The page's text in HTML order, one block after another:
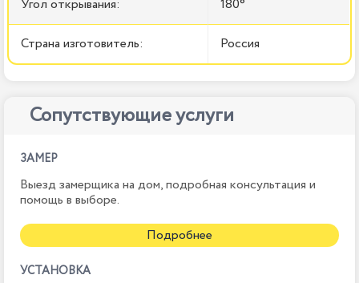
Угол открывания: 180°
Страна изготовитель: Россия
Сопутствующие услуги
ЗАМЕР
Выезд замерщика на дом, подробная консультация и
помощь в выборе.
Подробнее
УСТАНОВКА